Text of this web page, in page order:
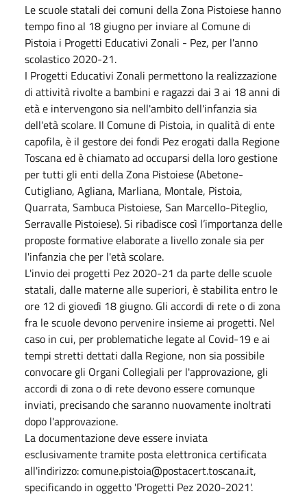
Le scuole statali dei comuni della Zona Pistoiese hanno
tempo fino al 18 giugno per inviare al Comune di
Pistoia i Progetti Educativi Zonali - Pez, per l'anno
scolastico 2020-21.
I Progetti Educativi Zonali permettono la realizzazione
di attività rivolte a bambini e ragazzi dai 3 ai 18 anni di
età e intervengono sia nell'ambito dell'infanzia sia
dell'età scolare. Il Comune di Pistoia, in qualità di ente
capofila, è il gestore dei fondi Pez erogati dalla Regione
Toscana ed è chiamato ad occuparsi della loro gestione
per tutti gli enti della Zona Pistoiese (Abetone-
Cutigliano, Agliana, Marliana, Montale, Pistoia,
Quarrata, Sambuca Pistoiese, San Marcello-Piteglio,
Serravalle Pistoiese). Si ribadisce così l’importanza delle
proposte formative elaborate a livello zonale sia per
l'infanzia che per l'età scolare.
L'invio dei progetti Pez 2020-21 da parte delle scuole
statali, dalle materne alle superiori, è stabilita entro le
ore 12 di giovedì 18 giugno. Gli accordi di rete o di zona
fra le scuole devono pervenire insieme ai progetti. Nel
caso in cui, per problematiche legate al Covid-19 e ai
tempi stretti dettati dalla Regione, non sia possibile
convocare gli Organi Collegiali per l'approvazione, gli
accordi di zona o di rete devono essere comunque
inviati, precisando che saranno nuovamente inoltrati
dopo l'approvazione.
La documentazione deve essere inviata
esclusivamente tramite posta elettronica certificata
all'indirizzo: comune.pistoia@postacert.toscana.it,
specificando in oggetto 'Progetti Pez 2020-2021'.